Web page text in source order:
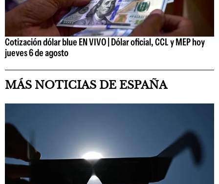
Cotización dólar blue EN VIVO | Dólar oficial, CCL y MEP hoy
jueves 6 de agosto
MÁS NOTICIAS DE ESPAÑA